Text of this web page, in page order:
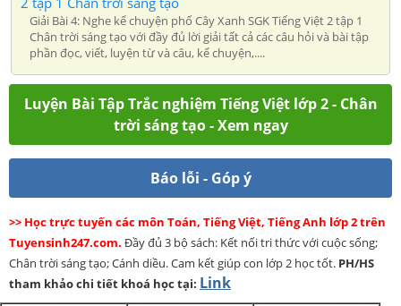
Giải Bài 4: Nghe kể chuyện phố Cây Xanh SGK Tiếng Việt 2 tập 1
Chân trời sáng tạo với đầy đủ lời giải tất cả các câu hỏi và bài tập
phần đọc, viết, luyện từ và câu, kể chuyện,....
Luyện Bài Tập Trắc nghiệm Tiếng Việt lớp 2 - Chân
trời sáng tạo - Xem ngay
Báo lỗi - Góp ý
>> Học trực tuyến các môn Toán, Tiếng Việt, Tiếng Anh lớp 2 trên
Tuyensinh247.com. Đầy đủ 3 bộ sách: Kết nối tri thức với cuộc sống;
Chân trời sáng tạo; Cánh diều. Cam kết giúp con lớp 2 học tốt. PH/HS
tham khảo chi tiết khoá học tại: Link